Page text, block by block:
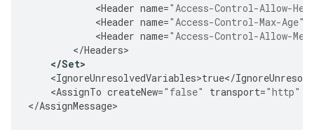
<Header name="Access-Control-Allow-
<Header name="Access-Control-Max-Age"
<Header name="Access-Control-Allow-
</Headers
</Set>
<IgnoreUnresolvedVariables>true</
<AssignTo createNew="false" transport="http"
</AssignMessage>